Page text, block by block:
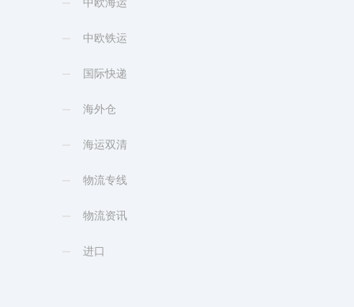
中欧铁运
国际快递
海外仓
海运双清
物流专线
物流资讯
进口